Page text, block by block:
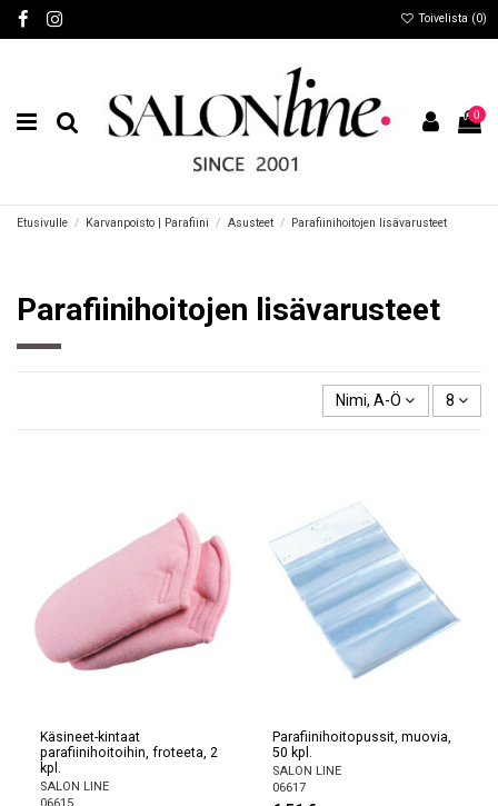
Toivelista (0)
0
Etusivulle Karvanpoisto | Parafiini Asusteet Parafiinihoitojen lisävarusteet
Parafiinihoitojen lisävarusteet
Nimi, A-Ö 8
Käsineet-kintaat
parafiinihoitoihin, froteeta, 2
kpl.
SALON LINE
Parafiinihoitopussit, muovia,
50 kpl.
SALON LINE
06617